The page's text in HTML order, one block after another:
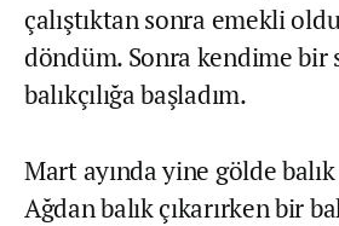
çalıştıktan sonra emekli
döndüm. Sonra kendime bir
balıkçılığa başladım.
Mart ayında yine gölde
Ağdan balık çıkarırken bir